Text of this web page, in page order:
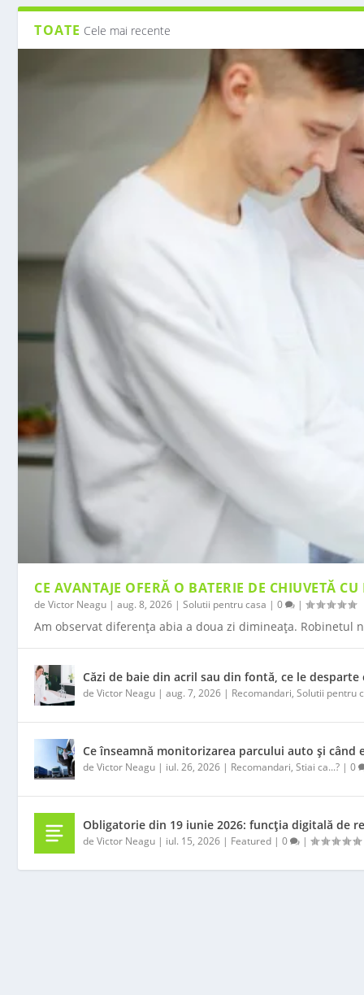
TOATE Cele mai recente
CE AVANTAJE OFERĂ O BATERIE DE CHIUVETĂ
deVictor Neagu |aug. 8, 2026 |Solutii pentru casa |0 |
Am observat diferența abia a doua zi dimineața. Robinetul
Căzi de baie din acril sau din fontă, ce le desparte
deVictor Neagu |aug. 7, 2026 | Recomandari,Solutii pentru
Ce înseamnă monitorizarea parcului auto și când
deVictor Neagu | iul. 26, 2026 | Recomandari,Stiai ca...? |0
Obligatorie din 19 iunie 2026: funcția digitală de
deVictor Neagu | iul. 15, 2026 | Featured |0 |